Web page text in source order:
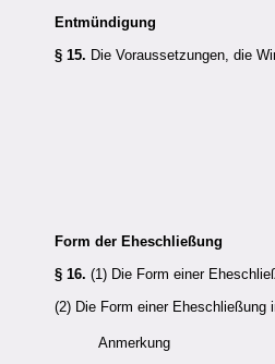
Entmündigung
§ 15. Die Voraussetzungen, die
Form der Eheschließung
§ 16. (1) Die Form einer
(2) Die Form einer Eheschließung
Anmerkung